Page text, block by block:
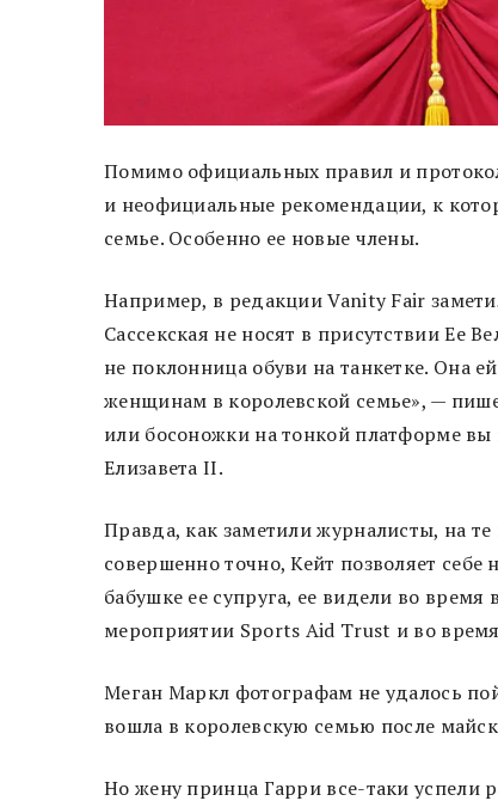
Помимо официальных правил и
и неофициальные рекомендации, к
семье. Особенно ее новые члены.
Например, в редакции Vanity Fair
Сассекская не носят в присутствии Ее
не поклонница обуви на танкетке. Она
женщинам в королевской семье», —
или босоножки на тонкой платформе вы
Елизавета II.
Правда, как заметили журналисты, на
совершенно точно, Кейт позволяет
бабушке ее супруга, ее видели во
мероприятии Sports Aid Trust и во
Меган Маркл фотографам не удалось
вошла в королевскую семью после
Но жену принца Гарри все-таки успели